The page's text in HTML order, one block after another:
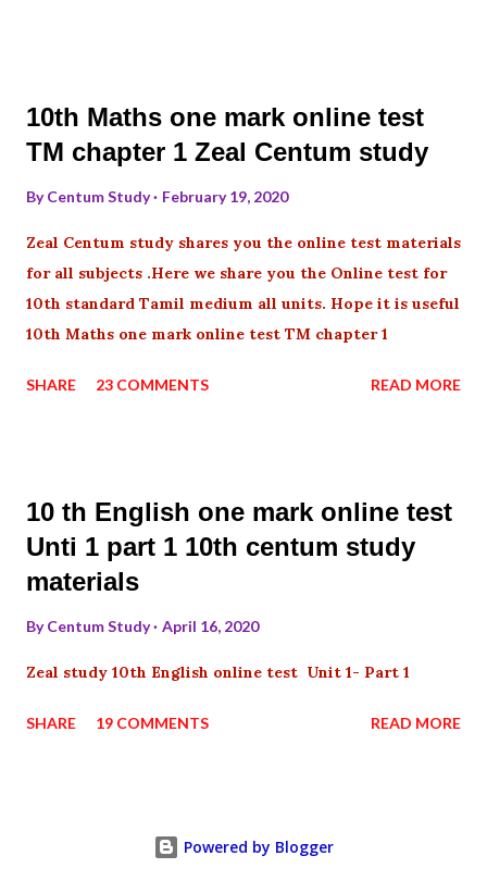
10th Maths one mark online test
TM chapter 1 Zeal Centum study
ByCentum Study February 19, 2020
Zeal Centum study shares you the online test materials
for all subjects .Here we share you the Online test for
10th standard Tamil medium all units. Hope it is useful
10th Maths one mark online test TM chapter 1
SHARE 23 COMMENTS READ MORE
10 th English one mark online test
Unti 1 part 1 10th centum study
materials
ByCentum Study April 16, 2020
Zeal study 10th English online test Unit 1- Part 1
SHARE 19 COMMENTS READ MORE
Powered by Blogger